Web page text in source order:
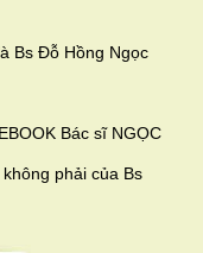
Bs Đỗ Hồng Ngọc
Bác sĩ NGỌC
phải của Bs